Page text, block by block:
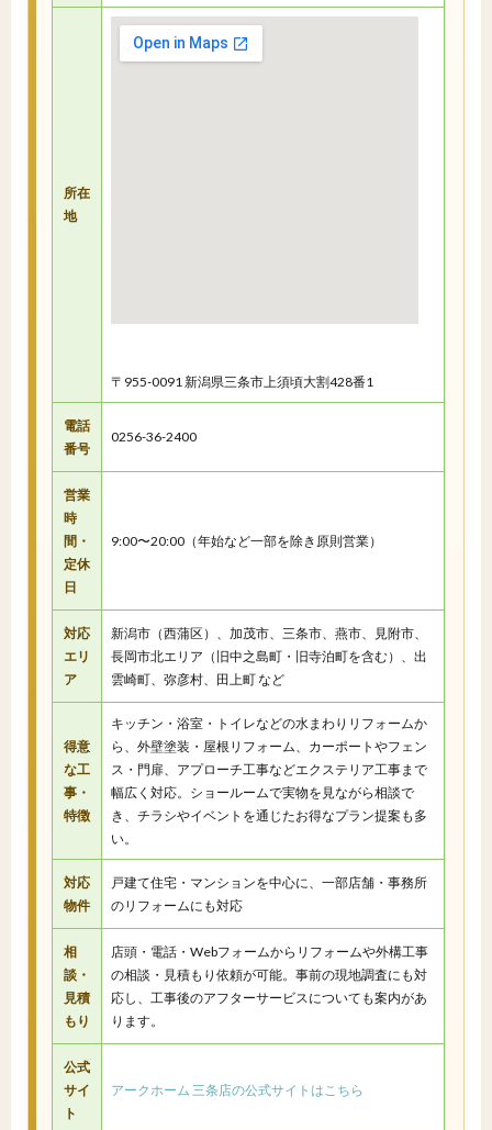
所在
地
〒955-0091 新潟県三条市上須頃大割428番1
電話
番号
0256-36-2400
営業
時
間・
定休
日
9:00〜20:00（年始など一部を除き原則営業）
対応
エリ
ア
新潟市（西蒲区）、加茂市、三条市、燕市、見附市、
長岡市北エリア（旧中之島町・旧寺泊町を含む）、出
雲崎町、弥彦村、田上町 など
得意
な工
事・
特徴
キッチン・浴室・トイレなどの水まわりリフォームか
ら、外壁塗装・屋根リフォーム、カーポートやフェン
ス・門扉、アプローチ工事などエクステリア工事まで
幅広く対応。ショールームで実物を見ながら相談で
き、チラシやイベントを通じたお得なプラン提案も多
い。
対応
物件
戸建て住宅・マンションを中心に、一部店舗・事務所
のリフォームにも対応
相
談・
見積
もり
店頭・電話・Webフォームからリフォームや外構工事
の相談・見積もり依頼が可能。事前の現地調査にも対
応し、工事後のアフターサービスについても案内があ
ります。
公式
サイ
ト
アークホーム 三条店の公式サイトはこちら